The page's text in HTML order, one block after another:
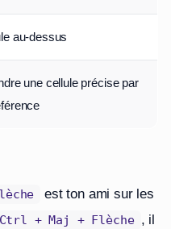
au-dessus
une cellule précise par
est ton ami sur les
Ctrl + Maj + Flèche , il